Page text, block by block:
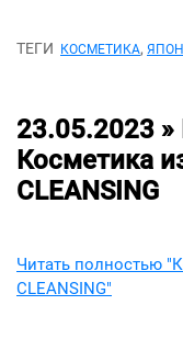
ТЕГИ КОСМЕТИКА,
23.05.2023 »
Косметика
CLEANSING
Читать полностью
CLEANSING"